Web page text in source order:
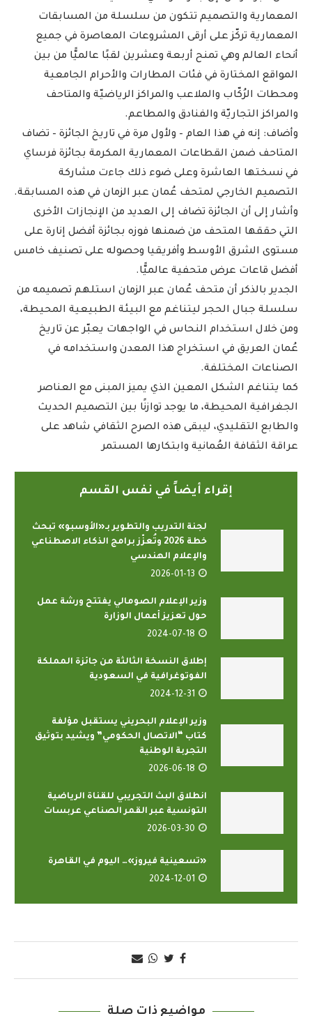
المعمارية والتصميم تتكون من سلسلة من المسابقات
المعمارية تركّز على أرقى المشروعات المعاصرة في جميع
أنحاء العالم وهي تمنح أربعة وعشرين لقبًا عالميًّا من بين
المواقع المختارة في فئات المطارات والأحرام الجامعية
ومحطات الرُكّاب والملاعب والمراكز الرياضيّة والمتاحف
والمراكز التجاريّة والفنادق والمطاعم.
وأضاف: إنه في هذا العام – ولأول مرة في تاريخ الجائزة – تضاف
المتاحف ضمن القطاعات المعمارية المكرمة بجائزة فرساي
في نسختها العاشرة وعلى ضوء ذلك جاءت مشاركة
التصميم الخارجي لمتحف عُمان عبر الزمان في هذه المسابقة.
وأشار إلى أن الجائزة تضاف إلى العديد من الإنجازات الأخرى
التي حققها المتحف من ضمنها فوزه بجائزة أفضل إنارة على
مستوى الشرق الأوسط وأفريقيا وحصوله على تصنيف خامس
أفضل قاعات عرض متحفية عالميًّا.
الجدير بالذكر أن متحف عُمان عبر الزمان استلهم تصميمه من
سلسلة جبال الحجر ليتناغم مع البيئة الطبيعية المحيطة،
ومن خلال استخدام النحاس في الواجهات يعبّر عن تاريخ
عُمان العريق في استخراج هذا المعدن واستخدامه في
الصناعات المختلفة.
كما يتناغم الشكل المعين الذي يميز المبنى مع العناصر
الجغرافية المحيطة، ما يوجد توازنًا بين التصميم الحديث
والطابع التقليدي، ليبقى هذه الصرح الثقافي شاهد على
عراقة الثقافة العُمانية وابتكارها المستمر
إقراء أيضاً في نفس القسم
لجنة التدريب والتطوير بـ«الأوسبو» تبحث
خطة 2026 وتُعزّز برامج الذكاء الاصطناعي
والإعلام الهندسي
2026-01-13
وزير الإعلام الصومالي يفتتح ورشة عمل
حول تعزيز أعمال الوزارة
2024-07-18
إطلاق النسخة الثالثة من جائزة المملكة
الفوتوغرافية في السعودية
2024-12-31
وزير الإعلام البحريني يستقبل مؤلفة
كتاب “الاتصال الحكومي” ويشيد بتوثيق
التجربة الوطنية
2026-06-18
انطلاق البث التجريبي للقناة الرياضية
التونسية عبر القمر الصناعي عربسات
2026-03-30
«تسعينية فيروز»… اليوم في القاهرة
2024-12-01
مواضيع ذات صلة